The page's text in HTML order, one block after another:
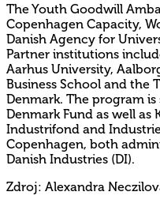
The Youth Goodwill
Copenhagen Capacity,
Danish Agency for
Partner institutions
Aarhus University,
Business School and the
Denmark. The program
Denmark Fund as well as
Industrifond and
Copenhagen, both
Danish Industries (DI).
Zdroj: Alexandra